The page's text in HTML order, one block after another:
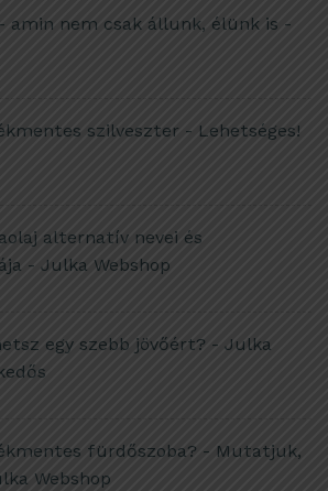
amin nem csak állunk, élünk is -
szilveszter - Lehetséges!
alternatív nevei és
- Julka Webshop
egy szebb jövőért? - Julka
fürdőszoba? - Mutatjuk,
Webshop